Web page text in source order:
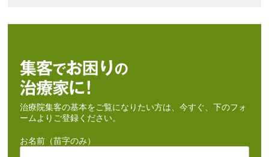
治療院集客の基本をご覧になりたい方は、今すぐ、下のフォ
ームよりご登録ください。
お名前（苗字のみ）